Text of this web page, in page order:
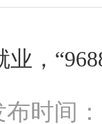
业，
布时间：